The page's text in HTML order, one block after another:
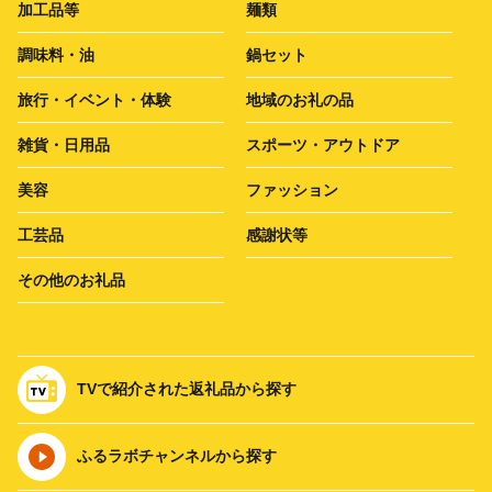
加工品等 麺類
調味料・油 鍋セット
旅行・イベント・体験 地域のお礼の品
雑貨・日用品 スポーツ・アウトドア
美容 ファッション
工芸品 感謝状等
その他のお礼品
TVで紹介された返礼品から探す
ふるラボチャンネルから探す